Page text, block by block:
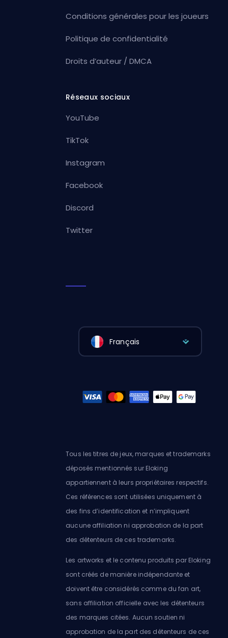
Conditions générales pour les joueurs
Politique de confidentialité
Droits d’auteur / DMCA
Réseaux sociaux
YouTube
TikTok
Instagram
Facebook
Discord
Twitter
Français
Tous les titres de jeux, marques et trademarks
déposés mentionnés sur Eloking
appartiennent à leurs propriétaires respectifs.
Ces références sont utilisées uniquement à
des fins d’identification et n’impliquent
aucune affiliation ni approbation de la part
des détenteurs de ces trademarks.
Les artworks et le contenu produits par Eloking
sont créés de manière indépendante et
doivent être considérés comme du fan art,
sans affiliation officielle avec les détenteurs
des marques citées. Aucun soutien ni
approbation de la part des détenteurs de ces